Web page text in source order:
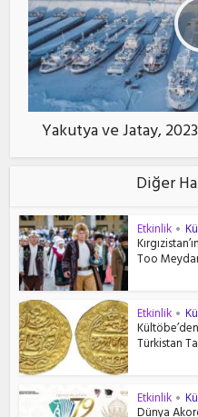
Yakutya ve Jatay,
Diğer
Etkinlik •
Too
Etkinlik •
Türkistan
Etkinlik •